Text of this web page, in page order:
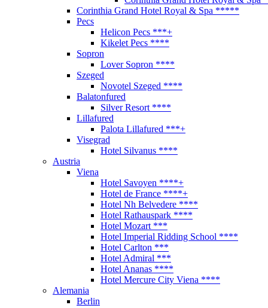
Corinthia Grand Hotel Royal & Spa *****
Pecs
Helicon Pecs ***+
Kikelet Pecs ****
Sopron
Lover Sopron ****
Szeged
Novotel Szeged ****
Balatonfured
Silver Resort ****
Lillafured
Palota Lillafured ***+
Visegrad
Hotel Silvanus ****
Austria
Viena
Hotel Savoyen ****+
Hotel de France ****+
Hotel Nh Belvedere ****
Hotel Rathauspark ****
Hotel Mozart ***
Hotel Imperial Ridding School ****
Hotel Carlton ***
Hotel Admiral ***
Hotel Ananas ****
Hotel Mercure City Viena ****
Alemania
Berlin